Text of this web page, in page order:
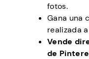
fotos.
Gana una
realizada
Vende
de